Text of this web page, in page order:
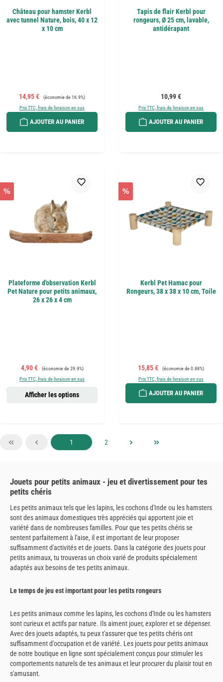
Château pour hamster Kerbl
avec tunnel Nature, bois, 40 x 12
x 10 cm
Prix de vente :
14,95 € Prix régulier :
(économie de 16.9%)
Prix TTC, frais de livraison en sus
AJOUTER AU PANIER
Tapis de flair Kerbl pour
rongeurs, Ø 25 cm, lavable,
antidérapant
Prix régulier :
10,99 €
Prix TTC, frais de livraison en sus
AJOUTER AU PANIER
%
Plateforme d'observation Kerbl
Pet Nature pour petits animaux,
26 x 26 x 4 cm
Prix de vente :
4,90 € Prix régulier :
(économie de 29.9%)
Prix TTC, frais de livraison en sus
Afficher les options
%
Kerbl Pet Hamac pour
Rongeurs, 38 x 38 x 10 cm, Toile
Prix de vente :
15,85 € Prix régulier :
(économie de 0.88%)
Prix TTC, frais de livraison en sus
AJOUTER AU PANIER
Page
1 Page
2
Jouets pour petits animaux - jeu et divertissement pour tes
petits chéris
Les petits animaux tels que les lapins, les cochons d'Inde ou les hamsters
sont des animaux domestiques très appréciés qui apportent joie et
variété dans de nombreuses familles. Pour que tes petits chéris se
sentent parfaitement à l'aise, il est important de leur proposer
suffisamment d'activités et de jouets. Dans la catégorie des jouets pour
petits animaux, tu trouveras un choix varié de produits spécialement
adaptés aux besoins de tes petits animaux.
Le temps de jeu est important pour les petits rongeurs
Les petits animaux comme les lapins, les cochons d'Inde ou les hamsters
sont curieux et actifs par nature. Ils aiment jouer, explorer et se dépenser.
Avec des jouets adaptés, tu peux t'assurer que tes petits chéris ont
suffisamment d'occupation et de variété. Les jouets pour petits animaux
de notre boutique en ligne sont spécialement conçus pour stimuler les
comportements naturels de tes animaux et leur procurer du plaisir tout en
s'amusant.